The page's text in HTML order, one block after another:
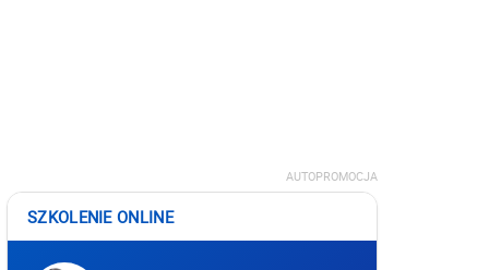
AUTOPROMOCJA
SZKOLENIE ONLINE